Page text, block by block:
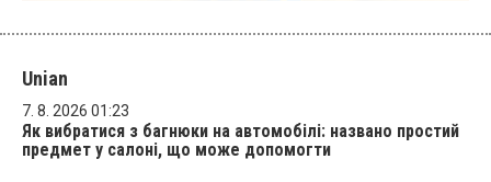
Unian
7. 8. 2026 01:23
Як вибратися з багнюки на автомобілі: названо простий
предмет у салоні, що може допомогти